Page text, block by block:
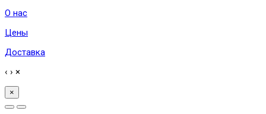
О нас
Цены
Доставка
‹ › ×
×